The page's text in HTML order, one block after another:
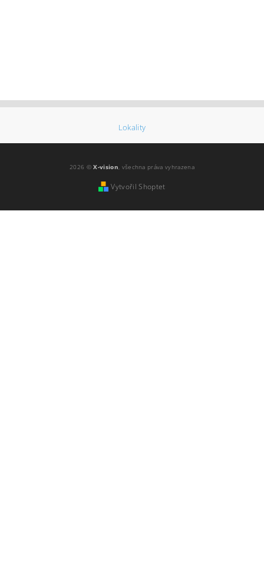
Lokality
2026 ©X-vision, všechna práva vyhrazena
Vytvořil Shoptet